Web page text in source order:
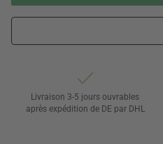
Livraison 3-5 jours ouvrables
après expédition de DE par DHL